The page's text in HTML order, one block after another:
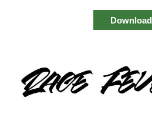
Download